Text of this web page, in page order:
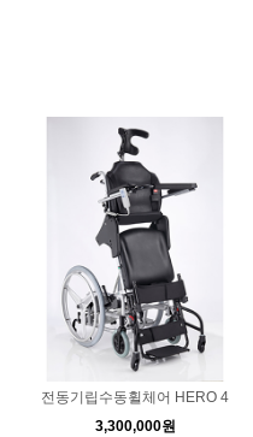
전동기립수동휠체어 HERO 4
3,300,000원